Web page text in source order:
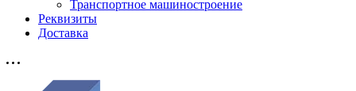
Транспортное машиностроение
Реквизиты
Доставка